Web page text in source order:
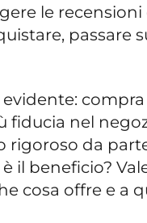
le
passare
fiducia nel
da
il beneficio?
cosa offre e a